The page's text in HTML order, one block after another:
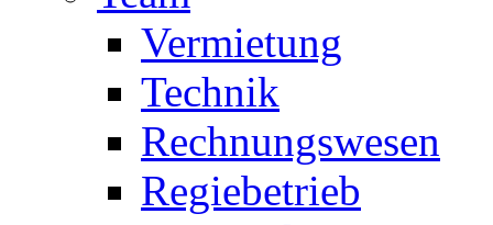
Vermietung
Technik
Rechnungswesen
Regiebetrieb